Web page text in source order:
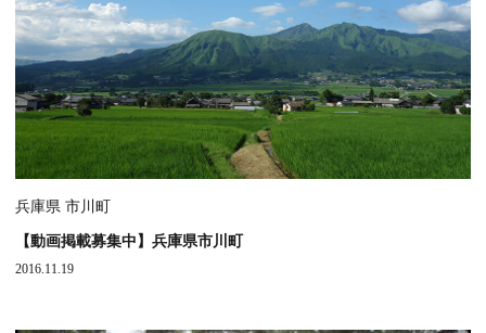
兵庫県 市川町
【動画掲載募集中】兵庫県市川町
2016.11.19